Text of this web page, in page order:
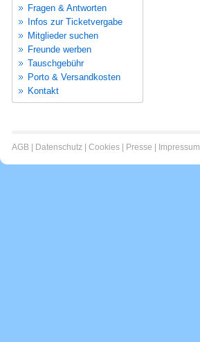
Fragen & Antworten
Infos zur Ticketvergabe
Mitglieder suchen
Freunde werben
Tauschgebühr
Porto & Versandkosten
Kontakt
AGB Datenschutz Cookies Presse Impressum